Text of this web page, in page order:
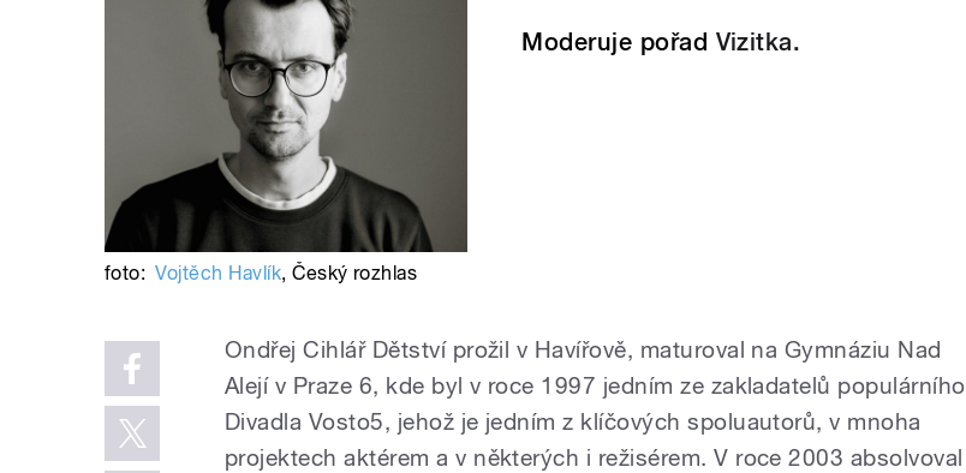
Moderuje pořad Vizitka.
foto: Vojtěch Havlík,Český rozhlas
Ondřej Cihlář Dětství prožil v Havířově, maturoval na Gymnáziu Nad
Alejí v Praze 6, kde byl v roce 1997 jedním ze zakladatelů populárního
Divadla Vosto5, jehož je jedním z klíčových spoluautorů, v mnoha
projektech aktérem a v některých i režisérem. V roce 2003 absolvoval